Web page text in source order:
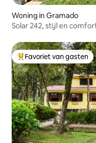
Woning in Gramado
Solar 242, stijl en
Topfavoriet van gasten
Favoriet van gasten